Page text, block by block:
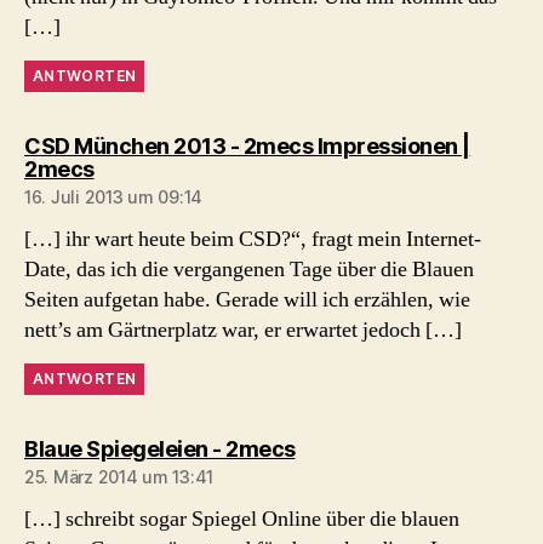
[…]
ANTWORTEN
CSD München 2013 - 2mecs Impressionen |
2mecssagt:
16. Juli 2013 um 09:14
[…] ihr wart heute beim CSD?“, fragt mein Internet-
Date, das ich die vergangenen Tage über die Blauen
Seiten aufgetan habe. Gerade will ich erzählen, wie
nett’s am Gärtnerplatz war, er erwartet jedoch […]
ANTWORTEN
Blaue Spiegeleien - 2mecssagt:
25. März 2014 um 13:41
[…] schreibt sogar Spiegel Online über die blauen